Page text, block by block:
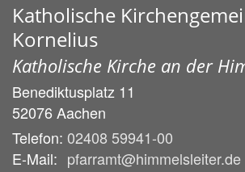
Katholische
Kornelius
Katholische Kirche an der
Benediktusplatz 11
52076Aachen
Telefon: 02408 59941-00
E-Mail: pfarramt@himmelsleiter.de